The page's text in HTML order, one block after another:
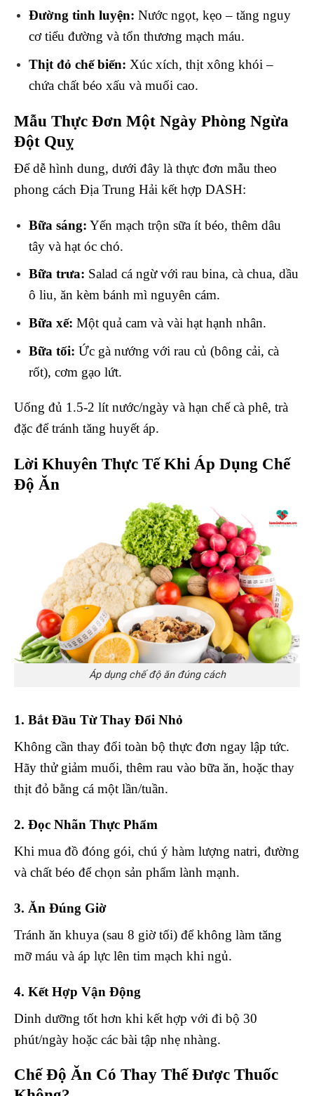
Đường tinh luyện: Nước ngọt, kẹo – tăng nguy
cơ tiểu đường và tổn thương mạch máu.
Thịt đỏ chế biến: Xúc xích, thịt xông khói –
chứa chất béo xấu và muối cao.
Mẫu Thực Đơn Một Ngày Phòng Ngừa
Đột Quỵ
Để dễ hình dung, dưới đây là thực đơn mẫu theo
phong cách Địa Trung Hải kết hợp DASH:
Bữa sáng: Yến mạch trộn sữa ít béo, thêm dâu
tây và hạt óc chó.
Bữa trưa: Salad cá ngừ với rau bina, cà chua, dầu
ô liu, ăn kèm bánh mì nguyên cám.
Bữa xế: Một quả cam và vài hạt hạnh nhân.
Bữa tối: Ức gà nướng với rau củ (bông cải, cà
rốt), cơm gạo lứt.
Uống đủ 1.5-2 lít nước/ngày và hạn chế cà phê, trà
đặc để tránh tăng huyết áp.
Lời Khuyên Thực Tế Khi Áp Dụng Chế
Độ Ăn
Áp dụng chế độ ăn đúng cách
1. Bắt Đầu Từ Thay Đổi Nhỏ
Không cần thay đổi toàn bộ thực đơn ngay lập tức.
Hãy thử giảm muối, thêm rau vào bữa ăn, hoặc thay
thịt đỏ bằng cá một lần/tuần.
2. Đọc Nhãn Thực Phẩm
Khi mua đồ đóng gói, chú ý hàm lượng natri, đường
và chất béo để chọn sản phẩm lành mạnh.
3. Ăn Đúng Giờ
Tránh ăn khuya (sau 8 giờ tối) để không làm tăng
mỡ máu và áp lực lên tim mạch khi ngủ.
4. Kết Hợp Vận Động
Dinh dưỡng tốt hơn khi kết hợp với đi bộ 30
phút/ngày hoặc các bài tập nhẹ nhàng.
Chế Độ Ăn Có Thay Thế Được Thuốc